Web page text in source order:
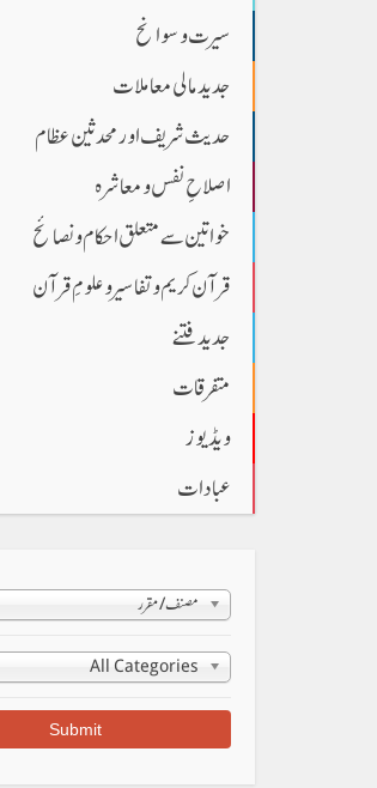
سیرت و سوانح
جدید مالی معاملات
حدیث شریف اور محدثین عظام
اصلاحِ نفس و معاشرہ
خواتین سے متعلق احکام و نصائح
قرآن کریم و تفاسیر و علومِ قرآن
جدید فتنے
متفرقات
ویڈیوز
عبادات
مصنف/مقرر
All Categories